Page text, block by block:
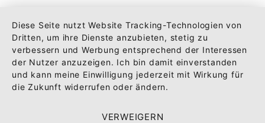
Diese Seite nutzt Website Tracking-Technologien von
Dritten, um ihre Dienste anzubieten, stetig zu
verbessern und Werbung entsprechend der Interessen
der Nutzer anzuzeigen. Ich bin damit einverstanden
und kann meine Einwilligung jederzeit mit Wirkung für
die Zukunft widerrufen oder ändern.
VERWEIGERN